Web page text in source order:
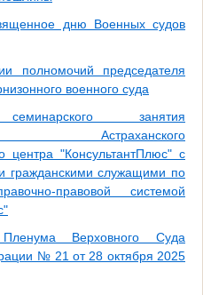
дню Военных судов
полномочий председателя
военного суда
занятия
Астраханского
центра "КонсультантПлюс" с
гражданскими служащими по
правовой системой
Пленума Верховного Суда
№ 21 от 28 октября 2025